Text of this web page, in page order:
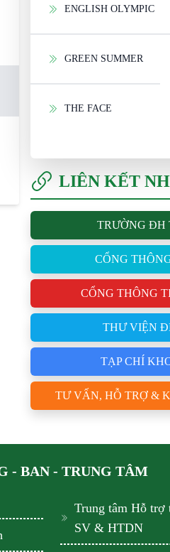
ENGLISH OLYMPIC
GREEN SUMMER
THE FACE
LIÊN KẾT
TRƯỜNG ĐH
CỔNG
CỔNG THÔNG
THƯ VIỆN
TẠP CHÍ
TƯ VẤN, HỖ TRỢ &
- BAN - TRUNG TÂM
Trung tâm Hỗ trợ
SV & HTDN